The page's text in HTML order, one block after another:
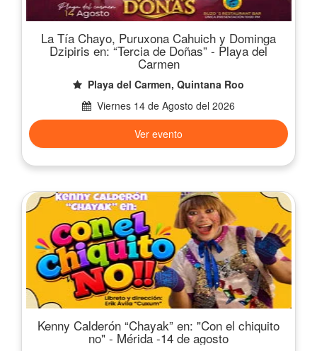
La Tía Chayo, Puruxona Cahuich y Dominga
Dzipiris en: “Tercia de Doñas” - Playa del
Carmen
Playa del Carmen, Quintana Roo
Viernes 14 de Agosto del 2026
Ver evento
Kenny Calderón “Chayak” en: "Con el chiquito
no" - Mérida -14 de agosto